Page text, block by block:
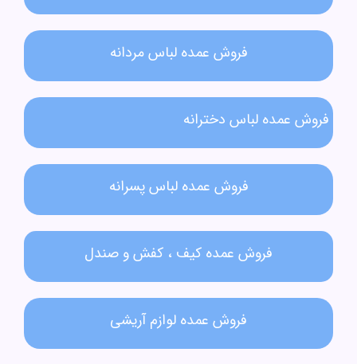
فروش عمده لباس مردانه​
فروش عمده لباس دخترانه​
فروش عمده لباس پسرانه
فروش عمده کیف ، کفش و صندل
فروش عمده لوازم آریشی